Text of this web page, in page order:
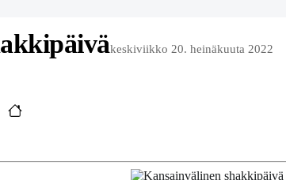
keskiviikko 20. heinäkuuta 2022